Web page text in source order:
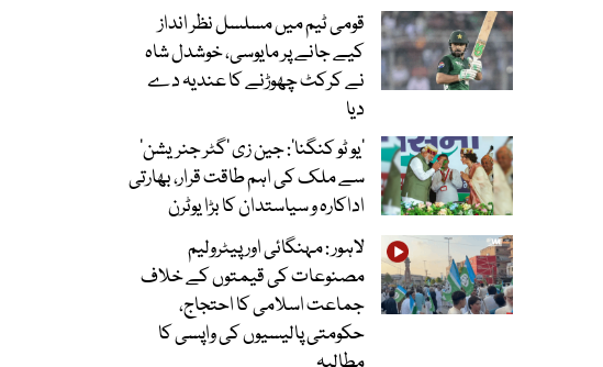
قومی ٹیم میں مسلسل نظر انداز
کیے جانے پر مایوسی، خوشدل شاہ
نے کرکٹ چھوڑنے کا عندیہ دے
دیا
’یو ٹو کنگنا‘: جین زی ’گٹر جنریشن‘
سے ملک کی اہم طاقت قرار، بھارتی
اداکارہ و سیاستدان کا بڑا یوٹرن
لاہور : مہنگائی اور پیٹرولیم
مصنوعات کی قیمتوں کے خلاف
جماعت اسلامی کا احتجاج،
حکومتی پالیسیوں کی واپسی کا